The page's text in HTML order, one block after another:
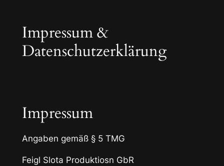
contentImpressum &
Datenschutzerklärung
Impressum
Angaben gemäß § 5 TMG
Feigl Slota Produktiosn GbR